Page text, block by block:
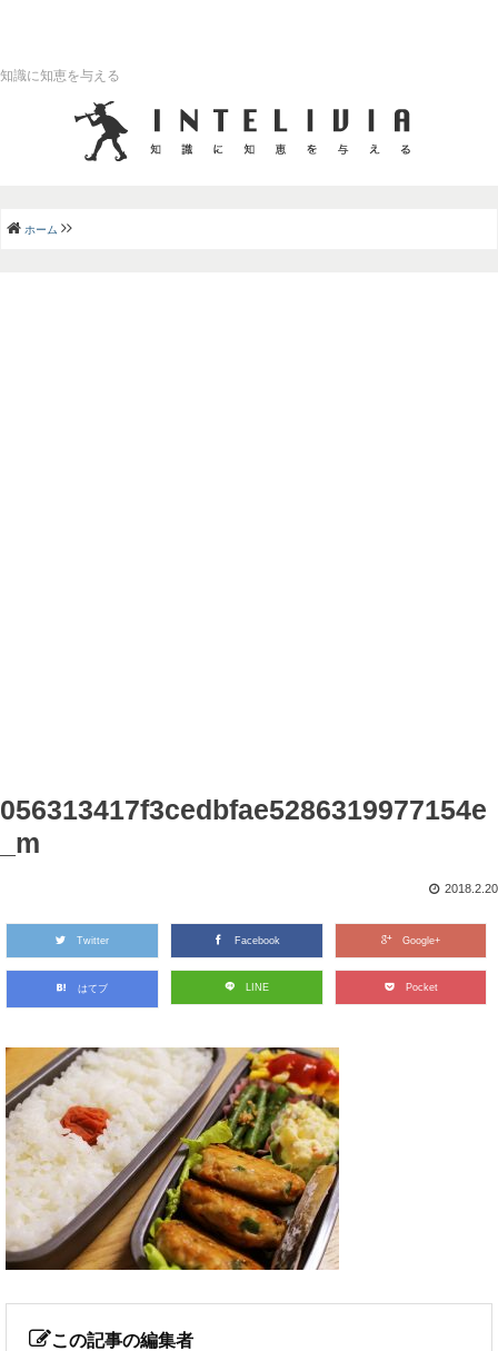
知識に知恵を与える
ホーム
056313417f3cedbfae5286319977154e
_m
2018.2.20
Twitter Facebook Google+
はてブ LINE Pocket
この記事の編集者